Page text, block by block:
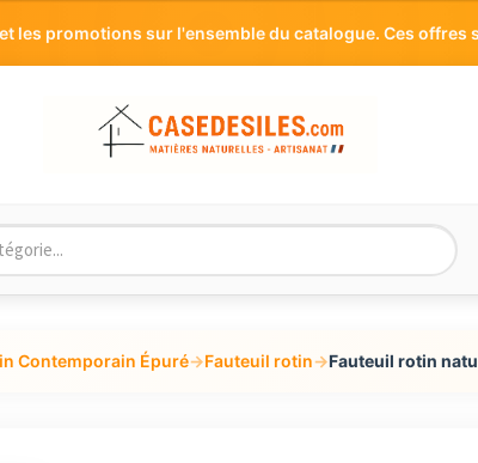
les promotions sur l'ensemble du catalogue. Ces
Contemporain Épuré→Fauteuil rotin→Fauteuil rotin